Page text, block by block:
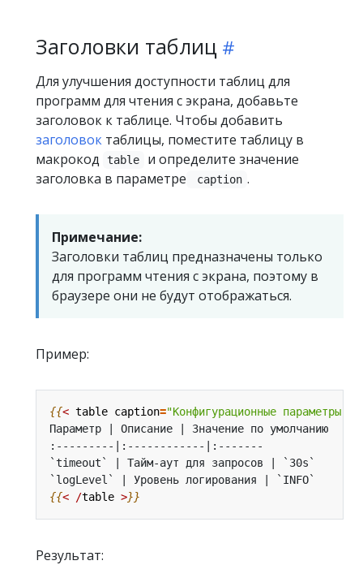
Заголовки таблиц
Для улучшения доступности таблиц для
программ для чтения с экрана, добавьте
заголовок к таблице. Чтобы добавить
заголовок таблицы, поместите таблицу в
макрокод
table
и определите значение
заголовка в параметре
caption .
Примечание:
Заголовки таблиц предназначены только
для программ чтения с экрана, поэтому в
браузере они не будут отображаться.
Пример:
{{< table caption="Конфигурационные параметры"
{{< /table >}}
Результат: